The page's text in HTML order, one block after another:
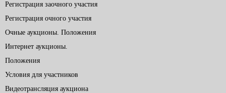
Регистрация заочного участия
Регистрация очного участия
Очные аукционы. Положения
Интернет аукционы.
Положения
Условия для участников
Видеотрансляция аукциона